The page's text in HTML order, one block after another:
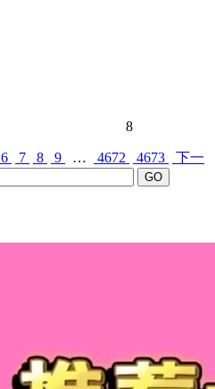
8
6 7 8 9 … 4672 4673
下一